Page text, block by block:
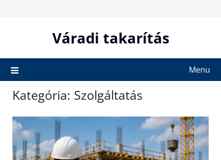
Váradi takarítás
Menu
Kategória: Szolgáltatás